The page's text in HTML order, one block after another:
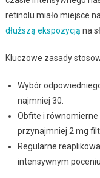
retinolu miało miejsce
dłuższą ekspozycją na
Kluczowe zasady
Wybór
najmniej 30.
Obfite i równomierne
przynajmniej 2 mg
Regularne
intensywnym